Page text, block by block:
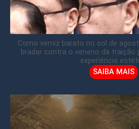
Como verniz barato no sol de
bradar contra o veneno da traição
experiência
SAIBA MAIS